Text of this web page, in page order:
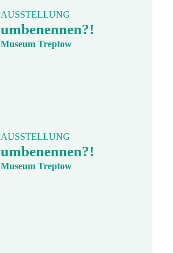
AUSSTELLUNG
umbenennen?!
Museum Treptow
AUSSTELLUNG
umbenennen?!
Museum Treptow